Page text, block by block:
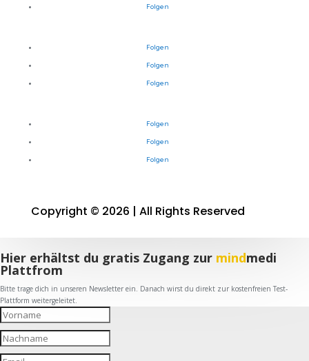
Folgen
Folgen
Folgen
Folgen
Folgen
Folgen
Folgen
Copyright © 2026 | All Rights Reserved
Hier erhältst du gratis Zugang zur mindmedi
Plattfrom
Bitte trage dich in unseren Newsletter ein. Danach wirst du direkt zur kostenfreien Test-
Plattform weitergeleitet.